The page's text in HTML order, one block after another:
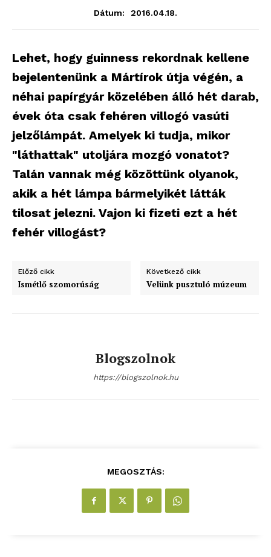
Dátum: 2016.04.18.
Lehet, hogy guinness rekordnak kellene
bejelentenünk a Mártírok útja végén, a
néhai papírgyár közelében álló hét darab,
évek óta csak fehéren villogó vasúti
jelzőlámpát. Amelyek ki tudja, mikor
"láthattak" utoljára mozgó vonatot?
Talán vannak még közöttünk olyanok,
akik a hét lámpa bármelyikét látták
tilosat jelezni. Vajon ki fizeti ezt a hét
fehér villogást?
Előző cikk
Ismétlő szomorúság
Következő cikk
Velünk pusztuló múzeum
Blogszolnok
https://blogszolnok.hu
MEGOSZTÁS: